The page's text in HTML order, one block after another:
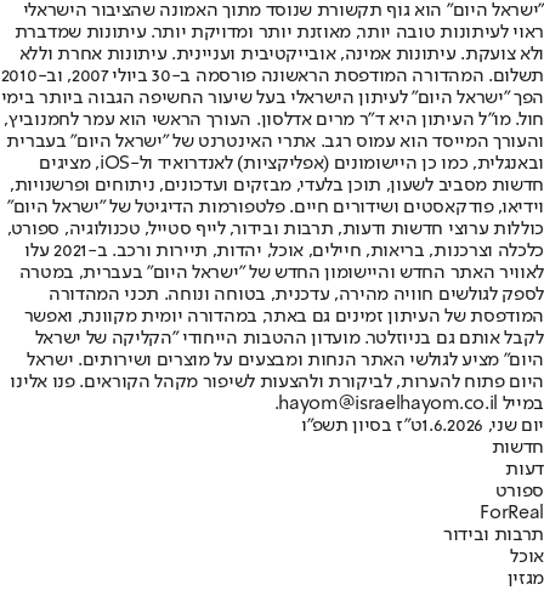
"ישראל היום" הוא גוף תקשורת שנוסד מתוך האמונה שהציבור הישראלי
ראוי לעיתונות טובה יותר, מאוזנת יותר ומדויקת יותר. עיתונות שמדברת
ולא צועקת. עיתונות אמינה, אובייקטיבית ועניינית. עיתונות אחרת וללא
תשלום. המהדורה המודפסת הראשונה פורסמה ב-30 ביולי 2007, וב-2010
הפך "ישראל היום" לעיתון הישראלי בעל שיעור החשיפה הגבוה ביותר בימי
חול. מו"ל העיתון היא ד"ר מרים אדלסון. העורך הראשי הוא עמר לחמנוביץ,
והעורך המייסד הוא עמוס רגב. אתרי האינטרנט של "ישראל היום" בעברית
ובאנגלית, כמו כן היישומונים (אפליקציות) לאנדרואיד ול-iOS, מציגים
חדשות מסביב לשעון, תוכן בלעדי, מבזקים ועדכונים, ניתוחים ופרשנויות,
וידיאו, פודקאסטים ושידורים חיים. פלטפורמות הדיגיטל של "ישראל היום"
כוללות ערוצי חדשות ודעות, תרבות ובידור, לייף סטייל, טכנולוגיה, ספורט,
כלכלה וצרכנות, בריאות, חיילים, אוכל, יהדות, תיירות ורכב. ב-2021 עלו
לאוויר האתר החדש והיישומון החדש של "ישראל היום" בעברית, במטרה
לספק לגולשים חוויה מהירה, עדכנית, בטוחה ונוחה. תכני המהדורה
המודפסת של העיתון זמינים גם באתר, במהדורה יומית מקוונת, ואפשר
לקבל אותם גם בניוזלטר. מועדון ההטבות הייחודי "הקליקה של ישראל
היום" מציע לגולשי האתר הנחות ומבצעים על מוצרים ושירותים. ישראל
היום פתוח להערות, לביקורת ולהצעות לשיפור מקהל הקוראים. פנו אלינו
במייל hayom@israelhayom.co.il.
יום שני, 1.6.2026
ט"ז בסיון תשפ"ו
חדשות
דעות
ספורט
ForReal
תרבות ובידור
אוכל
מגזין